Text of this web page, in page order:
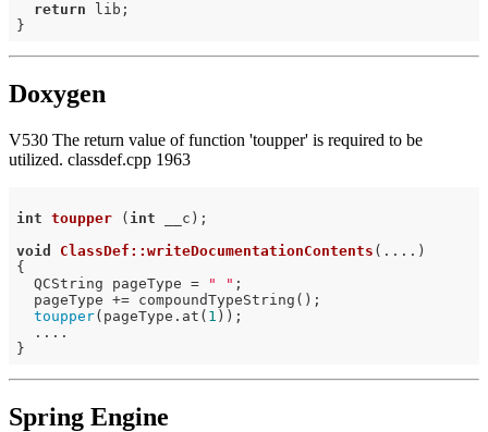
return lib;
Doxygen
V530 The return value of function 'toupper' is required to be
utilized. classdef.cpp 1963
int toupper ( int __c) ;
void
ClassDef::writeDocumentationContents (....)
{
  QCString pageType =
" " ;
  pageType += compoundTypeString();
toupper(pageType.at( 1 ));
  ....
Spring Engine